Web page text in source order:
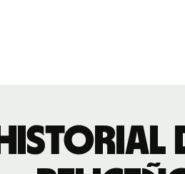
Historial